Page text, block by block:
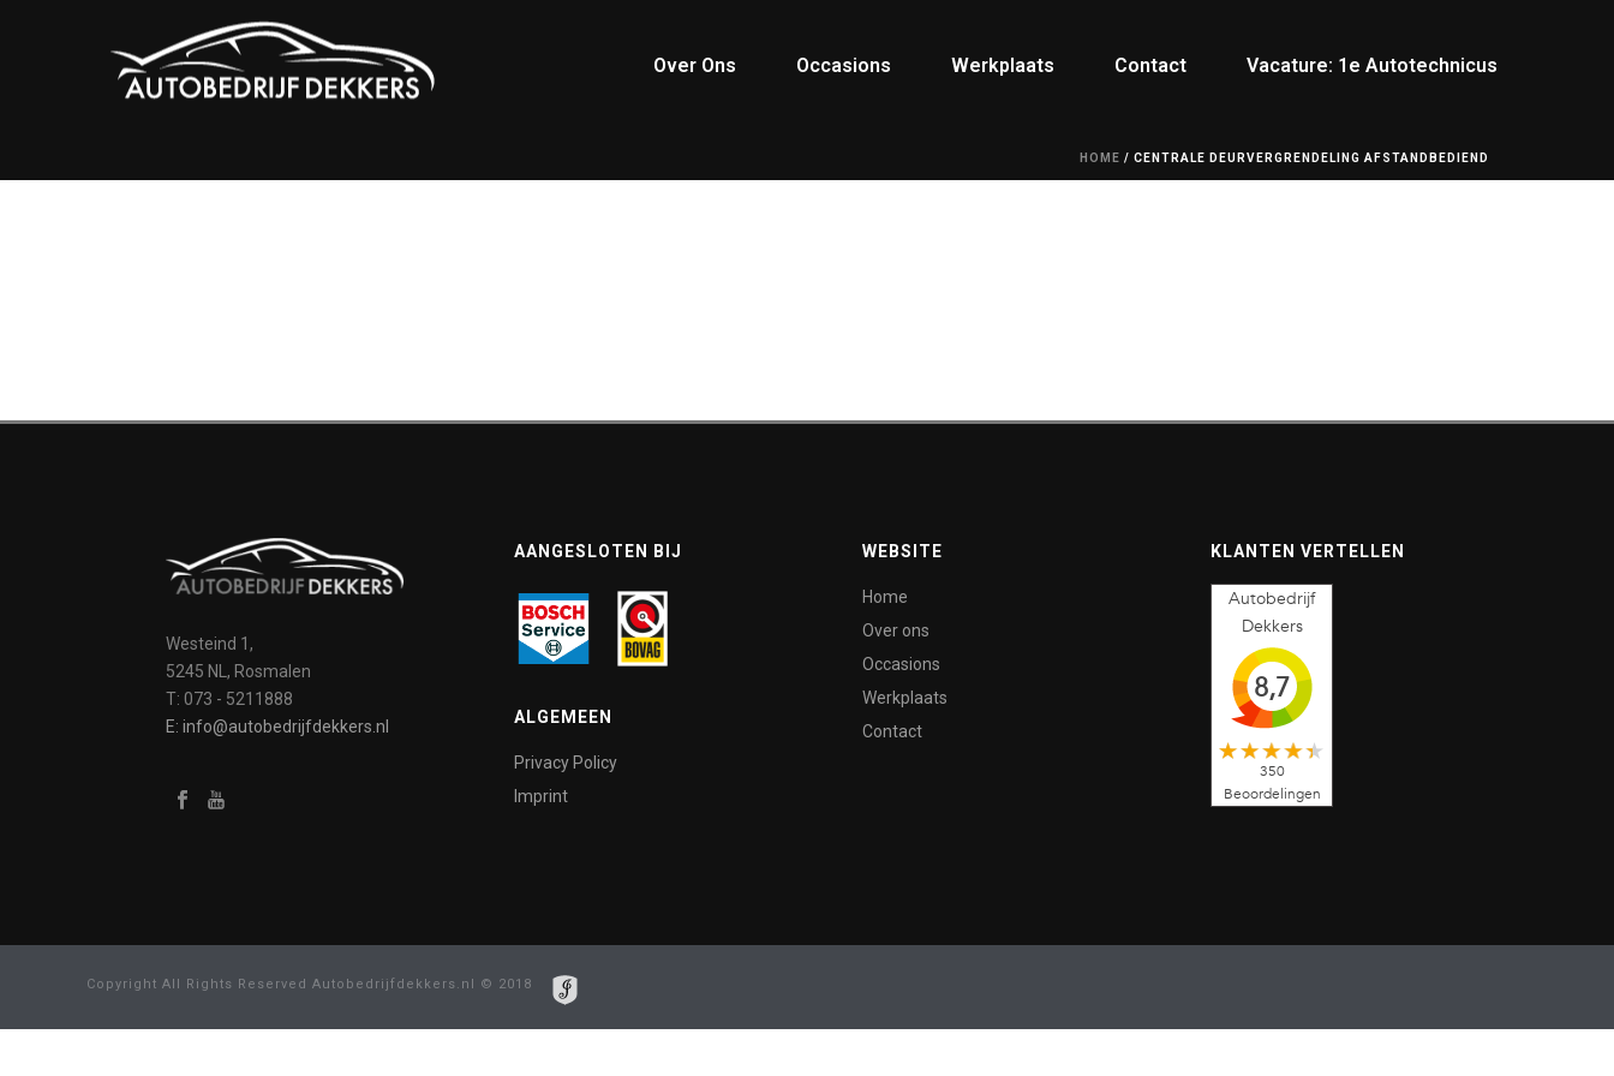
Over Ons Occasions Werkplaats Contact Vacature: 1e Autotechnicus
HOME / CENTRALE DEURVERGRENDELING AFSTANDBEDIEND
Westeind 1,
5245 NL, Rosmalen
T: 073 - 5211888
E: info@autobedrijfdekkers.nl
AANGESLOTEN BIJ
ALGEMEEN
Privacy Policy
Imprint
WEBSITE
Home
Over ons
Occasions
Werkplaats
Contact
KLANTEN VERTELLEN
Autobedrijf
Dekkers
8,7
350
Beoordelingen
Copyright All Rights Reserved Autobedrijfdekkers.nl © 2018